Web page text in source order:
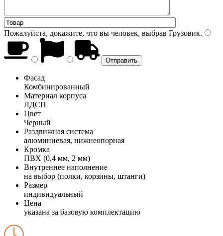
Пожалуйста, докажите, что вы человек, выбрав Грузовик.
Фасад
Комбинированный
Материал корпуса
ЛДСП
Цвет
Черный
Раздвижная система
алюминиевая, нижнеопорная
Кромка
ПВХ (0,4 мм, 2 мм)
Внутреннее наполнение
на выбор (полки, корзины, штанги)
Размер
индивидуальный
Цена
указана за базовую комплектацию